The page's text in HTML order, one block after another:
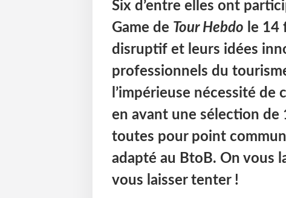
Six d’entre elles ont
Game de Tour Hebdo le 14
disruptif et leurs idées
professionnels du
l’impérieuse nécessité
en avant une sélection
toutes pour point
adapté au BtoB. On vous
vous laisser tenter !